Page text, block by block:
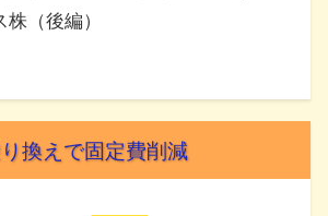
（後編）
換えで固定費削減